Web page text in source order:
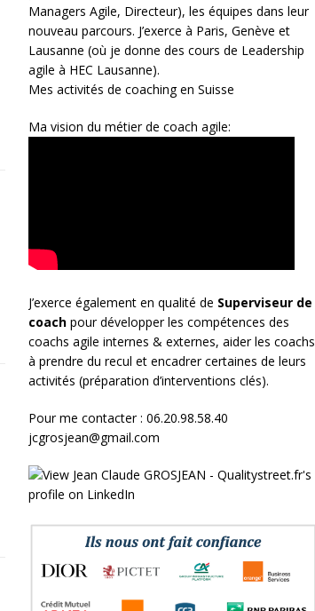
Managers Agile, Directeur), les équipes dans leur
nouveau parcours. J’exerce à Paris, Genève et
Lausanne (où je donne des cours de Leadership
agile à HEC Lausanne).
Mes activités de coaching en Suisse
Ma vision du métier de coach agile:
J’exerce également en qualité de Superviseur de
coachpour développer les compétences des
coachs agile internes & externes, aider les coachs
à prendre du recul et encadrer certaines de leurs
activités (préparation d’interventions clés).
Pour me contacter : 06.20.98.58.40
jcgrosjean@gmail.com